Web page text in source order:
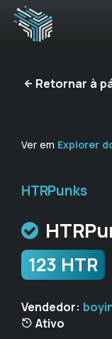
Retornar à
Ver em Explorer
HTRPunks
123 HTR
Vendedor:
Ativo